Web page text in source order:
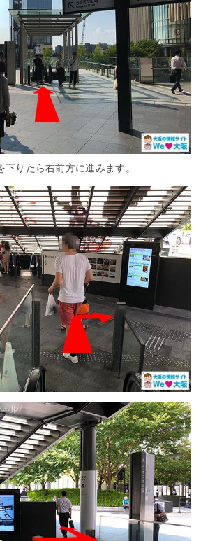
りたら右前方に進みます。